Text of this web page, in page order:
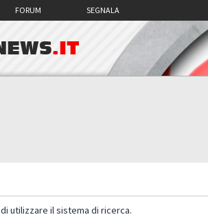
FORUM SEGNALA
.IT
utilizzare il sistema di ricerca.